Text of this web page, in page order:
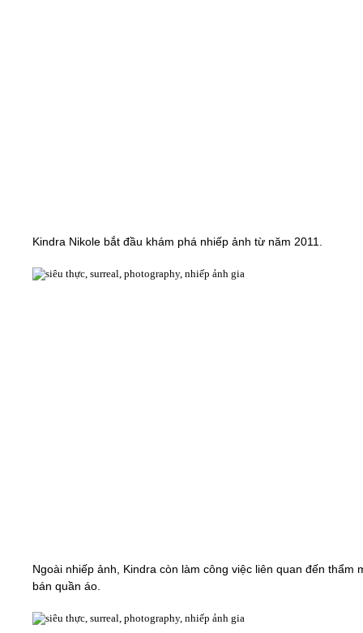
Kindra Nikole bắt đầu khám phá nhiếp ảnh từ năm 2011.
Ngoài nhiếp ảnh, Kindra còn làm công việc liên quan đến thẩm
bán quần áo.